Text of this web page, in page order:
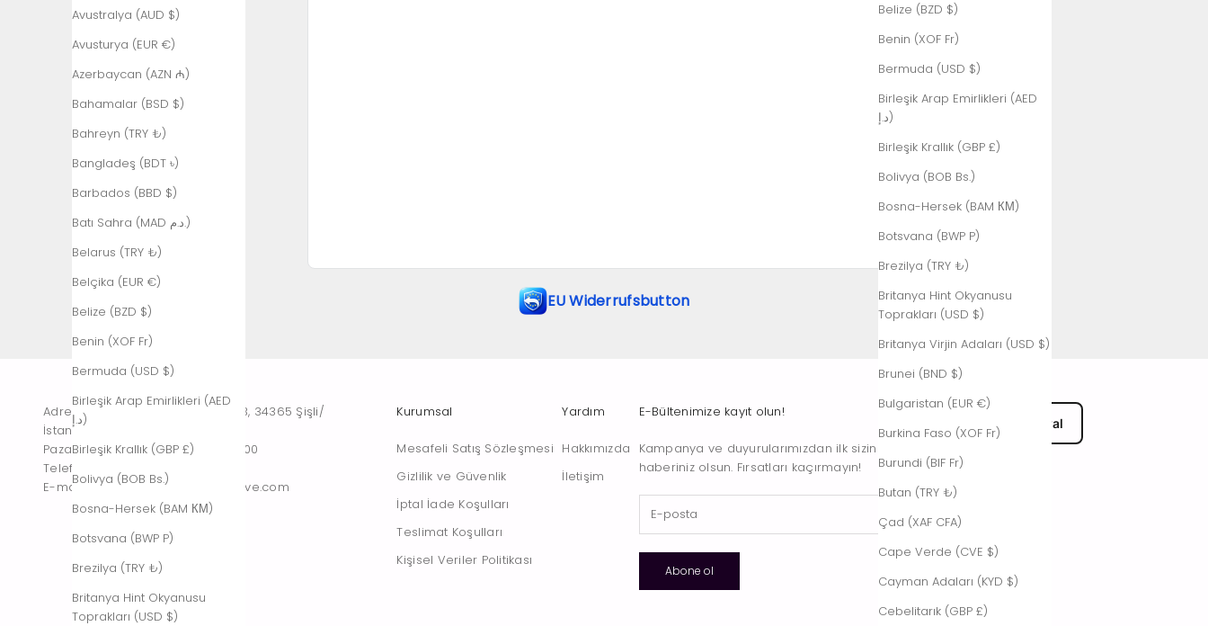
Belize (BZD $)
Benin (XOF Fr)
Bermuda (USD $)
Birleşik Arap Emirlikleri (AED
د.إ)
Birleşik Krallık (GBP £)
Bolivya (BOB Bs.)
Bosna-Hersek (BAM КМ)
Botsvana (BWP P)
Brezilya (TRY ₺)
Britanya Hint Okyanusu
Toprakları (USD $)
Britanya Virjin Adaları (USD $)
Brunei (BND $)
Bulgaristan (EUR €)
Burkina Faso (XOF Fr)
Burundi (BIF Fr)
Butan (TRY ₺)
Çad (XAF CFA)
Cape Verde (CVE $)
Cayman Adaları (KYD $)
Cebelitarık (GBP £)
Avustralya (AUD $)
Avusturya (EUR €)
Azerbaycan (AZN ₼)
Bahamalar (BSD $)
Bahreyn (TRY ₺)
Bangladeş (BDT ৳)
Barbados (BBD $)
Batı Sahra (MAD د.م.)
Belarus (TRY ₺)
Belçika (EUR €)
Belize (BZD $)
Benin (XOF Fr)
Bermuda (USD $)
Birleşik Arap Emirlikleri (AED
د.إ)
Birleşik Krallık (GBP £)
Bolivya (BOB Bs.)
Bosna-Hersek (BAM КМ)
Botsvana (BWP P)
Brezilya (TRY ₺)
Britanya Hint Okyanusu
Toprakları (USD $)
EU Widerrufsbutton
Adres : Teşvikiye, Şakayık Sk. no:43, 34365 Şişli/
İstanbul, Türkiye
Pazartesi – Cumartesi : 10:00 – 19:00
Telefon : 0542 261 60 30
E-mail : contact@thestudiofoxglove.com
Kurumsal
Mesafeli Satış Sözleşmesi
Gizlilik ve Güvenlik
İptal İade Koşulları
Teslimat Koşulları
Kişisel Veriler Politikası
Yardım
Hakkımızda
İletişim
E-Bültenimize kayıt olun!
Kampanya ve duyurularımızdan ilk sizin
haberiniz olsun. Fırsatları kaçırmayın!
Abone ol
EU Submit Withdrawal